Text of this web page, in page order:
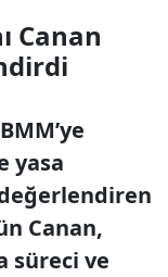
Canan
yasa
Canan,
süreci ve